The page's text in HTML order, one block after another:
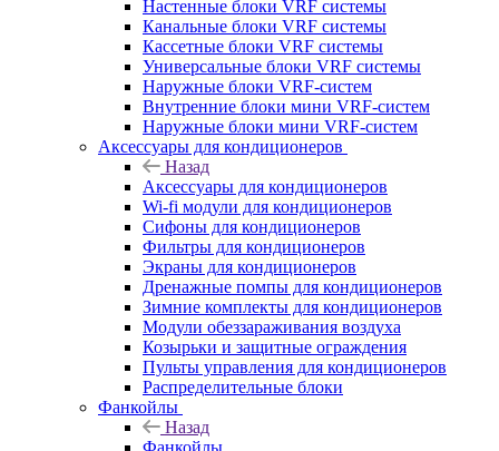
Настенные блоки VRF системы
Канальные блоки VRF системы
Кассетные блоки VRF системы
Универсальные блоки VRF системы
Наружные блоки VRF-систем
Внутренние блоки мини VRF-систем
Наружные блоки мини VRF-систем
Аксессуары для кондиционеров
Назад
Аксессуары для кондиционеров
Wi-fi модули для кондиционеров
Сифоны для кондиционеров
Фильтры для кондиционеров
Экраны для кондиционеров
Дренажные помпы для кондиционеров
Зимние комплекты для кондиционеров
Модули обеззараживания воздуха
Козырьки и защитные ограждения
Пульты управления для кондиционеров
Распределительные блоки
Фанкойлы
Назад
Фанкойлы